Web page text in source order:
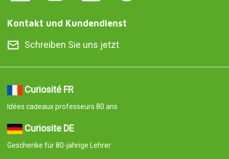
Kontakt und Kundendienst
Schreiben Sie uns jetzt
Curiosité FR
Idées cadeaux professeurs 80 ans
Curiosite DE
Geschenke für 80-jährige Lehrer